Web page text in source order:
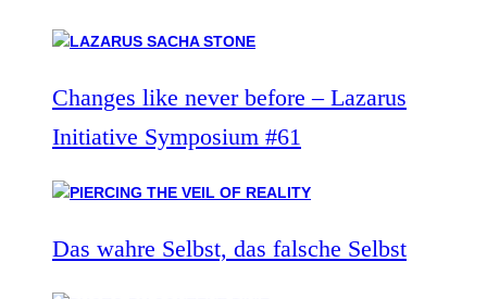
Changes like never before – Lazarus
Initiative Symposium #61
Das wahre Selbst, das falsche Selbst